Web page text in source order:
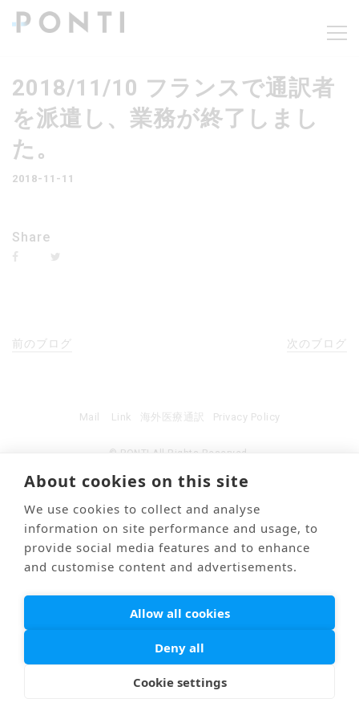
2018/11/10 フランスで通訳者
を派遣し、業務が終了しまし
た。
2018-11-11
Share
前のブログ 次のブログ
© PONTI All Rights Reserved.
Mail Link 海外医療通訳 Privacy Policy
About cookies on this site
We use cookies to collect and analyse
information on site performance and usage, to
provide social media features and to enhance
and customise content and advertisements.
Allow all cookies
Deny all
Cookie settings